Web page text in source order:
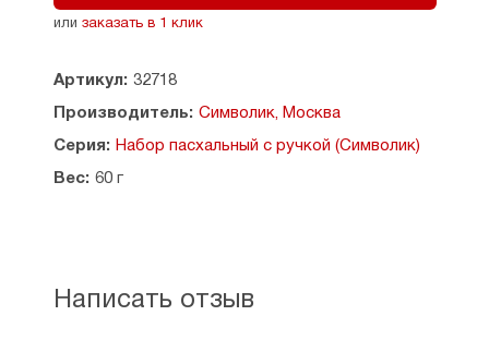
или заказать в 1 клик
Артикул: 32718
Производитель: Символик, Москва
Серия: Набор пасхальный с ручкой (Символик)
Вес: 60 г
Написать отзыв